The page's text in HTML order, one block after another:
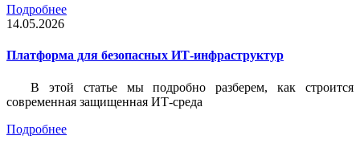
Подробнее
14.05.2026
Платформа для безопасных ИТ-инфраструктур
В этой статье мы подробно разберем, как строится
современная защищенная ИТ-среда
Подробнее